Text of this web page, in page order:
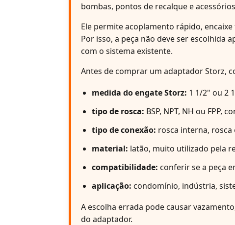
bombas, pontos de recalque e
Ele permite acoplamento rápido,
Por isso, a peça não deve ser escolhida
com o sistema existente.
Antes de comprar um adaptador Storz,
medida do engate Storz: 1 1/2" ou 2
tipo de rosca: BSP, NPT, NH ou
tipo de conexão: rosca interna,
material: latão, muito utilizado pela
compatibilidade: conferir se a peça
aplicação: condomínio, indústria,
A escolha errada pode causar
do adaptador.